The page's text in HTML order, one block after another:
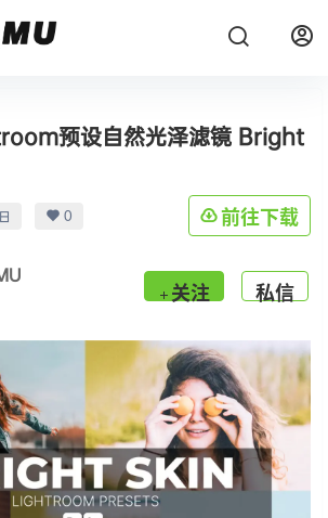
预设自然光泽滤镜 Bright
0 前往下载
关注 私信